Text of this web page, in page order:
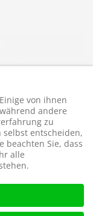
von ihnen
andere
zu
selbst entscheiden,
beachten Sie, dass
alle